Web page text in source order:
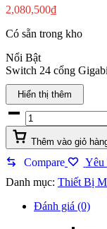
2,080,500₫
Có sẵn trong kho
Nổi Bật
Switch 24 cổng
Hiển thị thêm
Switch
TP-
LINK
TL-
SG1024
Thêm vào giỏ
Compare
Yêu
Danh mục: Thiết Bị
Đánh giá (0)